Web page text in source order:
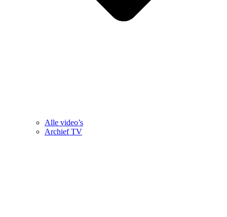
Alle video’s
Archief TV